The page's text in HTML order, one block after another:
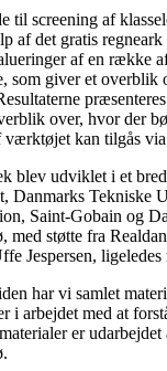
til screening af
af det gratis
af en række
som giver et overblik
over, hvor der
kan tilgås
blev udviklet i et
Danmarks Tekniske
Saint-Gobain og
med støtte fra
Jespersen, ligeledes
har vi samlet
i arbejdet med at
er